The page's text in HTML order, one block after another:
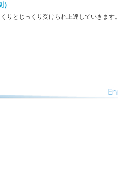
りとじっくり受けられ上達していきます。